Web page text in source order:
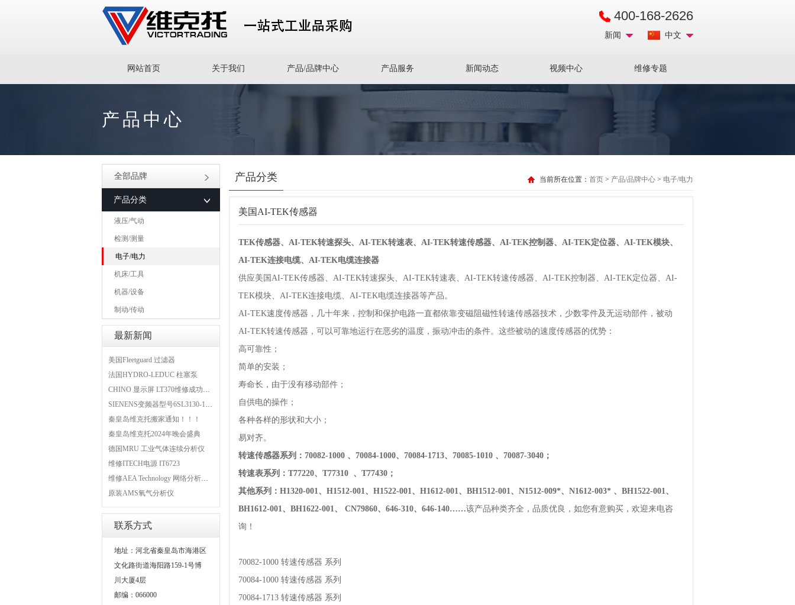
400-168-2626
中文
新闻
网站首页 关于我们 产品/品牌中心 产品服务 新闻动态 视频中心 维修专题
产品中心
全部品牌
产品分类
液压/气动
检测/测量
电子/电力
机床/工具
机器/设备
制动/传动
最新新闻
美国Fleetguard 过滤器
法国HYDRO-LEDUC 柱塞泵
CHINO 显示屏 LT370维修成功案例
SIENENS变频器型号6SL3130-1TE24-0AA0维修案例
秦皇岛维克托搬家通知！！！
秦皇岛维克托2024年晚会盛典
德国MRU 工业气体连续分析仪
维修ITECH电源 IT6723
维修AEA Technology 网络分析仪 6015-1010
原装AMS氧气分析仪
联系方式
地址：河北省秦皇岛市海港区
文化路街道海阳路159-1号博
川大厦4层
邮编：066000
产品分类 当前所在位置： 首页 > 产品/品牌中心 > 电子/电力
美国AI-TEK传感器
TEK传感器、AI-TEK转速探头、AI-TEK转速表、AI-TEK转速传感器、AI-TEK控制器、AI-TEK定位器、AI-TEK模块、
AI-TEK连接电缆、AI-TEK电缆连接器
供应美国AI-TEK传感器、AI-TEK转速探头、AI-TEK转速表、AI-TEK转速传感器、AI-TEK控制器、AI-TEK定位器、AI-
TEK模块、AI-TEK连接电缆、AI-TEK电缆连接器等产品。
AI-TEK速度传感器，几十年来，控制和保护电路一直都依靠变磁阻磁性转速传感器技术，少数零件及无运动部件，被动
AI-TEK转速传感器，可以可靠地运行在恶劣的温度，振动冲击的条件。这些被动的速度传感器的优势：
高可靠性；
简单的安装；
寿命长，由于没有移动部件；
自供电的操作；
各种各样的形状和大小；
易对齐。
转速传感器系列：70082-1000 、70084-1000、70084-1713、70085-1010 、70087-3040；
转速表系列：T77220、T77310 、T77430；
其他系列：H1320-001、H1512-001、H1522-001、H1612-001、BH1512-001、N1512-009*、N1612-003* 、BH1522-001、
BH1612-001、BH1622-001、 CN79860、646-310、646-140……该产品种类齐全，品质优良，如您有意购买，欢迎来电咨
询！
70082-1000 转速传感器 系列
70084-1000 转速传感器 系列
70084-1713 转速传感器 系列